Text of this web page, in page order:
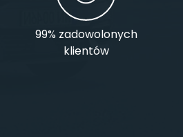
99% zadowolonych
klientów